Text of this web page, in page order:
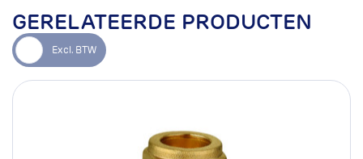
bar werkdruk
Garantie
gebruik
16.101.2802
GERELATEERDE PRODUCTEN